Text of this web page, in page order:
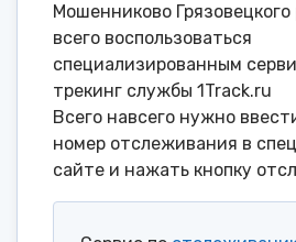
Мошенниково
всего воспользоваться
специализированным
трекинг службы 1Track.ru
Всего навсего нужно
номер отслеживания в
сайте и нажать кнопку